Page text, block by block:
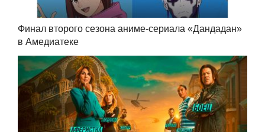
Финал второго сезона аниме-сериала «Дандадан»
в Амедиатеке